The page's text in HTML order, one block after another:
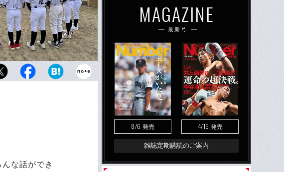
駒ボーイズ。指導スタイルは
な話ができ
MAGAZINE
最新号
8/6 発売 4/16 発売
雑誌定期購読のご案内